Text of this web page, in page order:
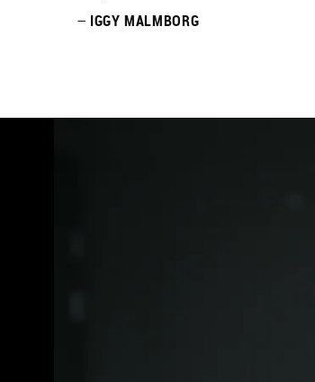
– IGGY MALMBORG